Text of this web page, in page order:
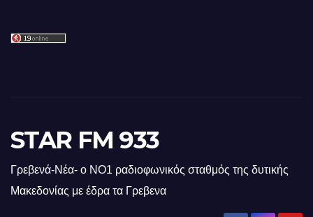
STAR FM 933
Γρεβενά-Νέα- ο ΝΟ1 ραδιοφωνικός σταθμός της δυτικής
Μακεδονίας με έδρα τα Γρεβενα